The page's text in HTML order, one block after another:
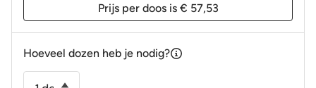
Prijs per doos is € 57,53
Hoeveel dozen heb je nodig?